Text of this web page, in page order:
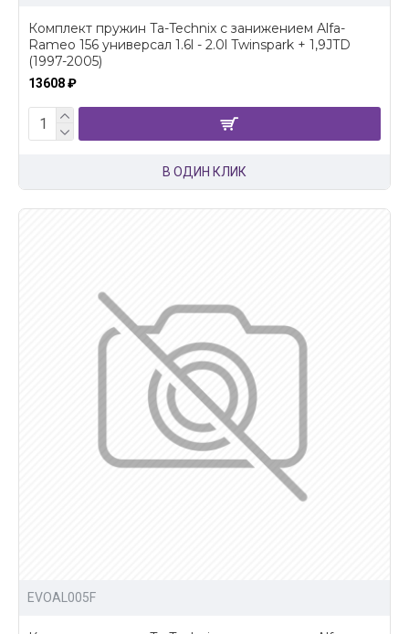
Комплект пружин Ta-Technix с занижением Alfa-
Rameo 156 универсал 1.6l - 2.0l Twinspark + 1,9JTD
(1997-2005)
13608 ₽
В ОДИН КЛИК
EVOAL005F